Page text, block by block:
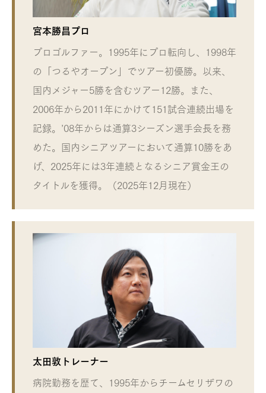
宮本勝昌プロ
プロゴルファー。1995年にプロ転向し、1998年
の「つるやオープン」でツアー初優勝。以来、
国内メジャー5勝を含むツアー12勝。また、
2006年から2011年にかけて151試合連続出場を
記録。’08年からは通算3シーズン選手会長を務
めた。国内シニアツアーにおいて通算10勝をあ
げ、2025年には3年連続となるシニア賞金王の
タイトルを獲得。（2025年12月現在）
太田敦トレーナー
病院勤務を歴て、1995年からチームセリザワの